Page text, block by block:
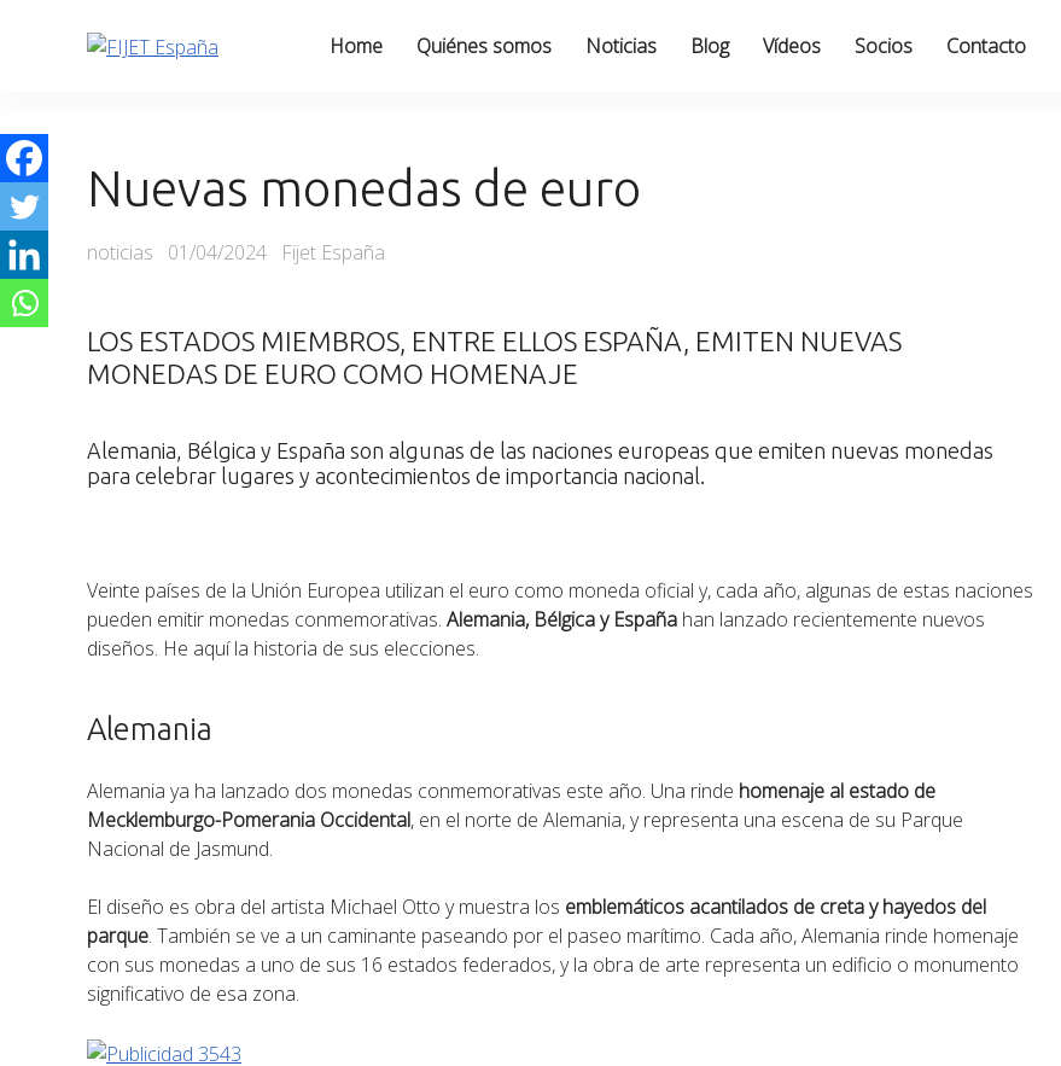
Home Quiénes somos Noticias Blog Vídeos Socios Contacto
Nuevas monedas de euro
Categories
noticias
Posted
01/04/2024 Fijet España
LOS ESTADOS MIEMBROS, ENTRE ELLOS ESPAÑA, EMITEN NUEVAS
MONEDAS DE EURO COMO HOMENAJE
Alemania, Bélgica y España son algunas de las naciones europeas que emiten nuevas monedas
para celebrar lugares y acontecimientos de importancia nacional.
Veinte países de la Unión Europea utilizan el euro como moneda oficial y, cada año, algunas de estas naciones
pueden emitir monedas conmemorativas.Alemania, Bélgica y España han lanzado recientemente nuevos
diseños. He aquí la historia de sus elecciones.
Alemania
Alemania ya ha lanzado dos monedas conmemorativas este año. Una rinde homenaje al estado de
Mecklemburgo-Pomerania Occidental, en el norte de Alemania, y representa una escena de su Parque
Nacional de Jasmund.
El diseño es obra del artista Michael Otto y muestra los emblemáticos acantilados de creta y hayedos del
parque. También se ve a un caminante paseando por el paseo marítimo. Cada año, Alemania rinde homenaje
con sus monedas a uno de sus 16 estados federados, y la obra de arte representa un edificio o monumento
significativo de esa zona.